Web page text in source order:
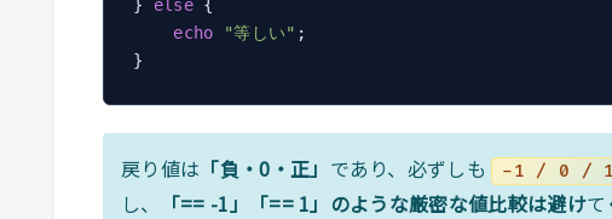
} else {
echo
"等しい" ;
戻り値は 「負・0・正」 であり、必ずしも -1 / 0 / 1
し、
「== -1」「== 1」のような厳密な値比較は避けて